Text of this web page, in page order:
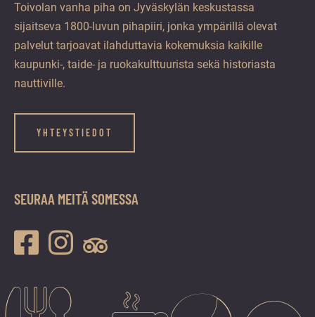
Toivolan vanha piha on Jyväskylän keskustassa
sijaitseva 1800-luvun pihapiiri, jonka ympärillä olevat
palvelut tarjoavat ilahduttavia kokemuksia kaikille
kaupunki-, taide- ja ruokakulttuurista sekä historiasta
nauttiville.
YHTEYSTIEDOT
SEURAA MEITÄ SOMESSA